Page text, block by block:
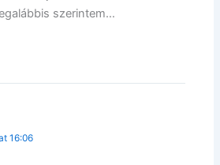
szerintem…
16:06